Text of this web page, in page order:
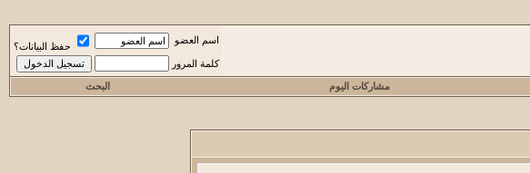
اسم العضو
حفظ البيانات؟
كلمة المرور
مشاركات اليوم البحث